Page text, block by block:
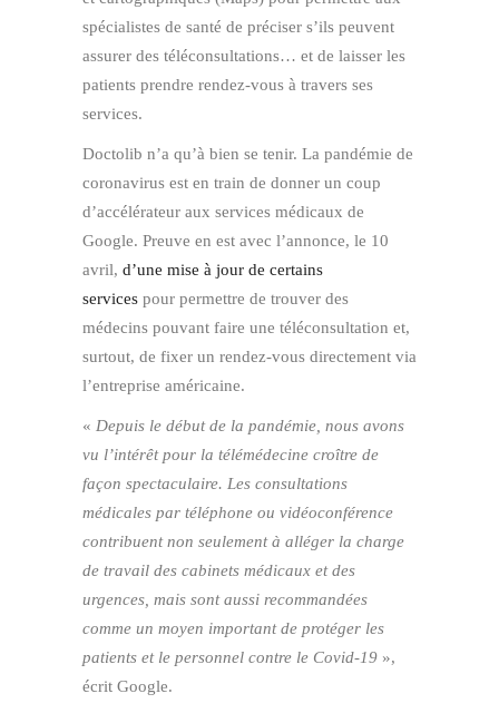
spécialistes de santé de préciser s’ils peuvent
assurer des téléconsultations… et de laisser les
patients prendre rendez-vous à travers ses
services.
Doctolib n’a qu’à bien se tenir. La pandémie de
coronavirus est en train de donner un coup
d’accélérateur aux services médicaux de
Google. Preuve en est avec l’annonce, le 10
avril, d’une mise à jour de certains
services pour permettre de trouver des
médecins pouvant faire une téléconsultation et,
surtout, de fixer un rendez-vous directement via
l’entreprise américaine.
« Depuis le début de la pandémie, nous avons
vu l’intérêt pour la télémédecine croître de
façon spectaculaire. Les consultations
médicales par téléphone ou vidéoconférence
contribuent non seulement à alléger la charge
de travail des cabinets médicaux et des
urgences, mais sont aussi recommandées
comme un moyen important de protéger les
patients et le personnel contre le Covid-19 »,
écrit Google.